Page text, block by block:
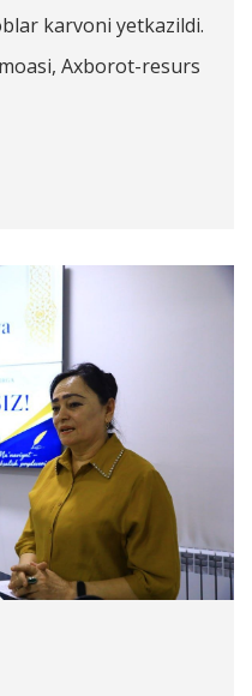
karvoni yetkazildi.
Axborot-resurs